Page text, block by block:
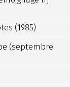
(1985)
(septembre